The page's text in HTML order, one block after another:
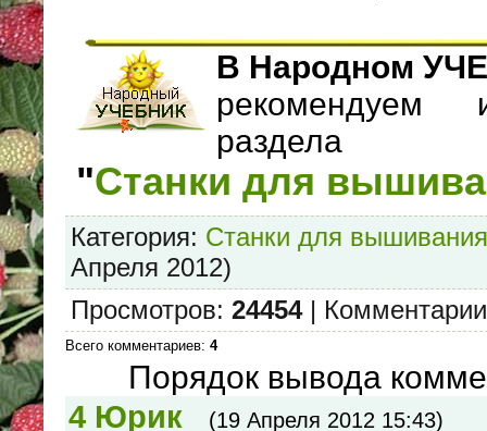
В Народном
рекомендуем
раздела
"Станки для
Категория: Станки для вышивания
Апреля 2012)
Просмотров: 24454| Комментарии
Всего комментариев: 4
Порядок вывода
4 Юрик (19 Апреля 2012 15:43)